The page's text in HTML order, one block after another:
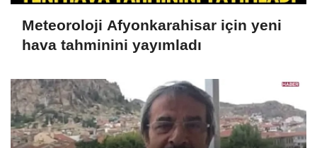
Meteoroloji Afyonkarahisar için yeni
hava tahminini yayımladı